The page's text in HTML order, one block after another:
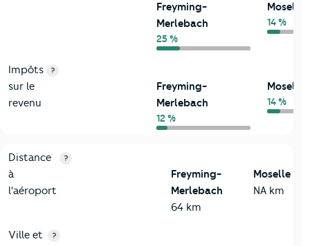
Freyming-
Merlebach
25 %
Moselle
14 %
Impôts
sur le
revenu
?
Freyming-
Merlebach
12 %
Moselle
14 %
3-Environnement
Critères Freyming-Merlebach
Distance
à
l'aéroport
?
Freyming-
Merlebach
64 km
Moselle
NA km
Ville et
?